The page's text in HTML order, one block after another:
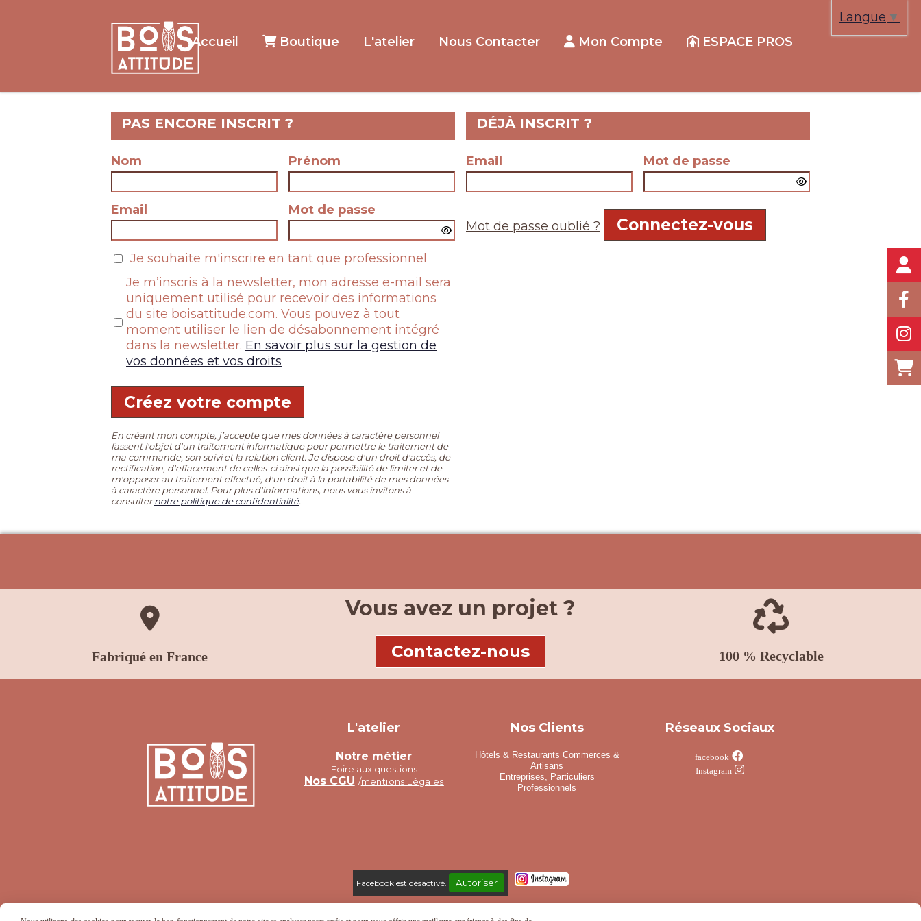
Accueil Boutique L'atelier Nous Contacter Mon Compte ESPACE PROS
PAS ENCORE INSCRIT ?
Nom Prénom
Email Mot de passe
Je souhaite m'inscrire en tant que professionnel
Je m’inscris à la newsletter, mon adresse e-mail sera
uniquement utilisé pour recevoir des informations
du site boisattitude.com. Vous pouvez à tout
moment utiliser le lien de désabonnement intégré
dans la newsletter. En savoir plus sur la gestion de
vos données et vos droits
Créez votre compte
En créant mon compte, j’accepte que mes données à caractère personnel
fassent l'objet d'un traitement informatique pour permettre le traitement de
ma commande, son suivi et la relation client. Je dispose d'un droit d'accès, de
rectification, d'effacement de celles-ci ainsi que la possibilité de limiter et de
m'opposer au traitement effectué, d'un droit à la portabilité de mes données
à caractère personnel. Pour plus d'informations, nous vous invitons à
consulternotre politique de confidentialité.
DÉJÀ INSCRIT ?
Email Mot de passe
Mot de passe oublié ? Connectez-vous

Fabriqué en France
Vous avez un projet ?
Contactez-nous

100 % Recyclable
L'atelier
Notre métier
Foire aux questions
Nos CGU /mentions Légales
Nos Clients
Hôtels & Restaurants Commerces &
Artisans
Entreprises, Particuliers
Professionnels
Réseaux Sociaux
facebook 
Instagram 
Facebook est désactivé. Autoriser
Langue ▼